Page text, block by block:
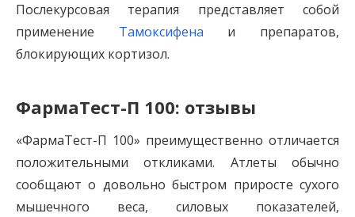
Послекурсовая терапия представляет собой
применение Тамоксифена и препаратов,
блокирующих кортизол.
ФармаТест-П 100: отзывы
«ФармаТест-П 100» преимущественно отличается
положительными откликами. Атлеты обычно
сообщают о довольно быстром приросте сухого
мышечного веса, силовых показателей,